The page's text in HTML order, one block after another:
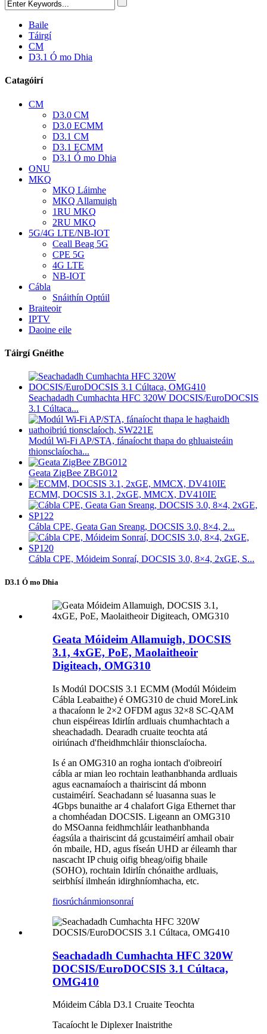
Baile
Táirgí
CM
D3.1 Ó mo Dhia
Catagóirí
CM
D3.0 CM
D3.0 ECMM
D3.1 CM
D3.1 ECMM
D3.1 Ó mo Dhia
ONU
MKQ
MKQ Láimhe
MKQ Allamuigh
1RU MKQ
2RU MKQ
5G/4G LTE/NB-IOT
Ceall Beag 5G
CPE 5G
4G LTE
NB-IOT
Cábla
Snáithín Optúil
Braiteoir
IPTV
Daoine eile
Táirgí Gnéithe
Seachadadh Cumhachta HFC 320W DOCSIS/EuroDOCSIS
3.1 Cúltaca...
Modúl Wi-Fi AP/STA, fánaíocht thapa do ghluaisteáin
thionsclaíocha...
Geata ZigBee ZBG012
ECMM, DOCSIS 3.1, 2xGE, MMCX, DV410IE
Cábla CPE, Geata Gan Sreang, DOCSIS 3.0, 8×4, 2...
Cábla CPE, Móideim Sonraí, DOCSIS 3.0, 8×4, 2xGE, S...
D3.1 Ó mo Dhia
Geata Móideim Allamuigh, DOCSIS
3.1, 4xGE, PoE, Maolaitheoir
Digiteach, OMG310
Is Modúl DOCSIS 3.1 ECMM (Modúl Móideim
Cábla Leabaithe) é OMG310 de chuid MoreLink
a thacaíonn le 2×2 OFDM agus 32×8 SC-QAM
chun eispéireas Idirlín ardluais chumhachtach a
sheachadadh. Dearadh cruaite teochta atá
oiriúnach d'fheidhmchláir thionsclaíocha.
Is é an OMG310 an rogha iontach d'oibreoirí
cábla ar mian leo rochtain leathanbhanda ardluais
agus eacnamaíoch a thairiscint dá mbonn
custaiméirí. Seachadann sé luasanna suas le
4Gbps bunaithe ar 4 chalafort Giga Ethernet thar
a chomhéadan DOCSIS. Ligeann an OMG310
do MSOanna feidhmchláir leathanbhanda
éagsúla a thairiscint dá gcustaiméirí amhail obair
ón mbaile, HD, agus físeán UHD ar éileamh thar
nascacht IP chuig oifig bheag/oifig bhaile
(SOHO), rochtain Idirlín chónaithe ardluais,
seirbhísí ilmheán idirghníomhacha, etc.
fiosrúchánmionsonraí
Seachadadh Cumhachta HFC 320W
DOCSIS/EuroDOCSIS 3.1 Cúltaca,
OMG410
Móideim Cábla D3.1 Cruaite Teochta
Tacaíocht le Diplexer Inaistrithe